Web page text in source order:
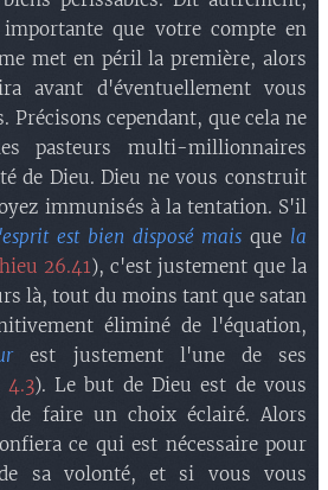
que votre compte en
met en péril la première, alors
avant d'éventuellement vous
Précisons cependant, que cela ne
pasteurs multi-millionnaires
de Dieu. Dieu ne vous construit
immunisés à la tentation. S'il
est bien disposé mais que la
26.41), c'est justement que la
là, tout du moins tant que satan
éliminé de l'équation,
est justement l'une de ses
4.3). Le but de Dieu est de vous
faire un choix éclairé. Alors
ce qui est nécessaire pour
de sa volonté, et si vous vous